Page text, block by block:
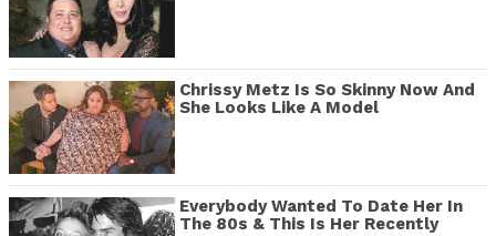
Chrissy Metz Is So Skinny Now And
She Looks Like A Model
Everybody Wanted To Date Her In
The 80s & This Is Her Recently